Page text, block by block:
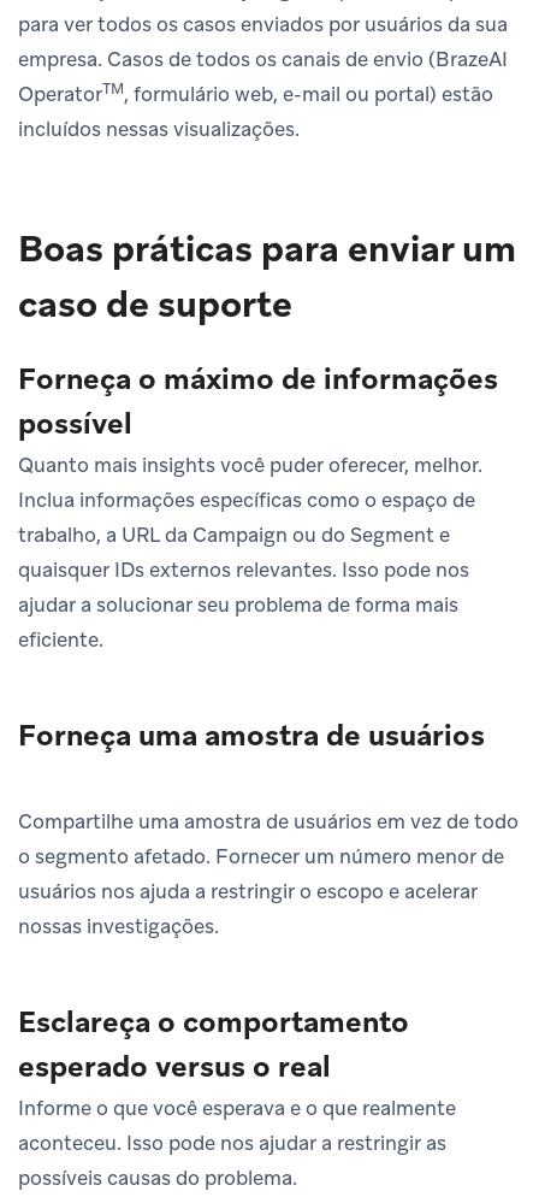
para ver todos os casos enviados por usuários da sua
empresa. Casos de todos os canais de envio (BrazeAI
OperatorTM, formulário web, e-mail ou portal) estão
incluídos nessas visualizações.
Boas práticas para enviar um
caso de suporte
Forneça o máximo de informações
possível
Quanto mais insights você puder oferecer, melhor.
Inclua informações específicas como o espaço de
trabalho, a URL da Campaign ou do Segment e
quaisquer IDs externos relevantes. Isso pode nos
ajudar a solucionar seu problema de forma mais
eficiente.
Forneça uma amostra de usuários
Compartilhe uma amostra de usuários em vez de todo
o segmento afetado. Fornecer um número menor de
usuários nos ajuda a restringir o escopo e acelerar
nossas investigações.
Esclareça o comportamento
esperado versus o real
Informe o que você esperava e o que realmente
aconteceu. Isso pode nos ajudar a restringir as
possíveis causas do problema.